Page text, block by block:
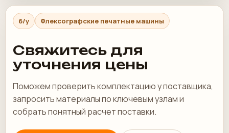
б/у Флексографские печатные машины
Свяжитесь для
уточнения цены
Поможем проверить комплектацию у поставщика,
запросить материалы по ключевым узлам и
собрать понятный расчет поставки.